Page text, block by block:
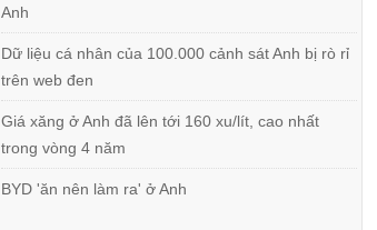
Anh
Dữ liệu cá nhân của 100.000 cảnh sát Anh bị rò rỉ
trên web đen
Giá xăng ở Anh đã lên tới 160 xu/lít, cao nhất
trong vòng 4 năm
BYD 'ăn nên làm ra' ở Anh